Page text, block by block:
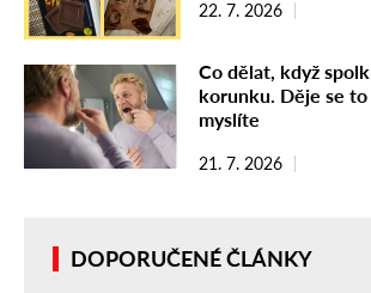
22. 7. 2026
Co dělat, když
korunku. Děje se to
myslíte
21. 7. 2026
DOPORUČENÉ ČLÁNKY